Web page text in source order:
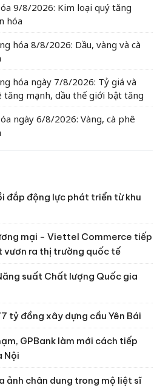
9/8/2026: Kim loại quý tăng
hóa
hóa 8/8/2026: Dầu, vàng và cà
hóa ngày 7/8/2026: Tỷ giá và
tăng mạnh, dầu thế giới bật tăng
ngày 6/8/2026: Vàng, cà phê
đắp động lực phát triển từ khu
mại - Viettel Commerce tiếp
vươn ra thị trường quốc tế
suất Chất lượng Quốc gia
tỷ đồng xây dựng cầu Yên Bái
GPBank làm mới cách tiếp
Nội
ảnh chân dung trong mộ liệt sĩ